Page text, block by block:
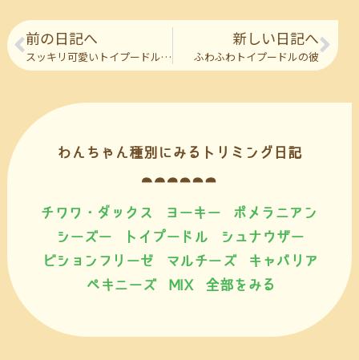
前の日記へ
スッキリ可愛いトイプードルの彼女
新しい日記へ
ふわふわトイプードルの彼
わんちゃん種別にみるトリミング日記
チワワ・ダックス ヨーキー
ポメラニアン
シーズー
トイプードル
シュナウザー
ビションフリーゼ
マルチーズ
キャバリア
ペキニーズ
MIX 全部をみる